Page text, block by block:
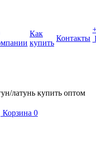
Как
купить
Контакты
латунь купить оптом
Корзина 0